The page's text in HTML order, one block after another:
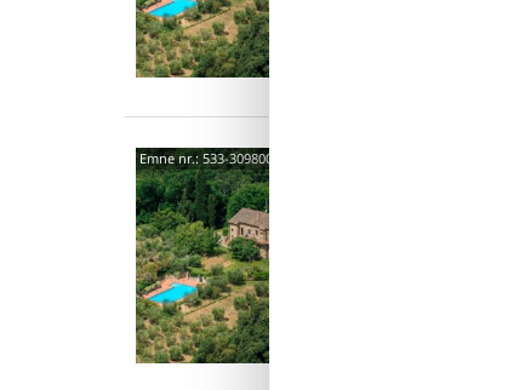
Emne nr.: 533-309800